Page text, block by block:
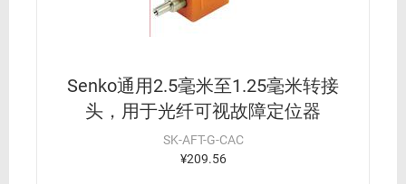
Senko通用2.5毫米至1.25毫米转接
头，用于光纤可视故障定位器
SK-AFT-G-CAC
¥209.56